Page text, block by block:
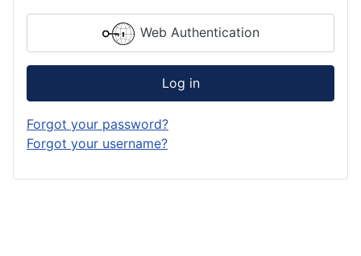
Web Authentication
Log in
Forgot your password?
Forgot your username?